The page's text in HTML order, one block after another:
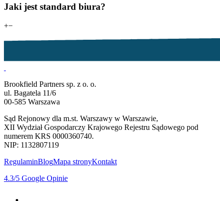
Jaki jest standard biura?
+−
Brookfield Partners sp. z o. o.
ul. Bagatela 11/6
00-585 Warszawa
Sąd Rejonowy dla m.st. Warszawy w Warszawie,
XII Wydział Gospodarczy Krajowego Rejestru Sądowego pod
numerem KRS 0000360740.
NIP: 1132807119
RegulaminBlogMapa stronyKontakt
4.3/5 Google Opinie